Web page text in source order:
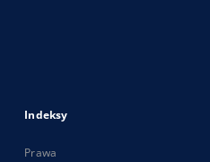
Indeksy
Prawa